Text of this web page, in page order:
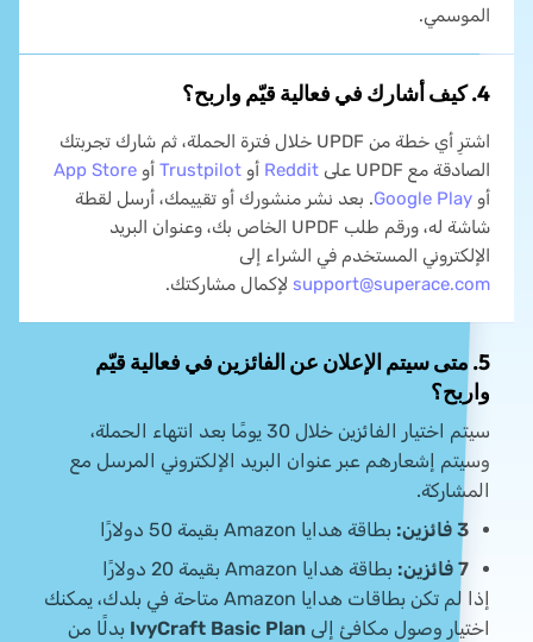
الموسمي.
4. كيف أشارك في فعالية قيّم واربح؟
اشترِ أي خطة من UPDF خلال فترة الحملة، ثم شارك تجربتك
الصادقة مع UPDF على
Reddit أو Trustpilot أو App Store
أو Google Play. بعد نشر منشورك أو تقييمك، أرسل لقطة
شاشة له، ورقم طلب UPDF الخاص بك، وعنوان البريد
الإلكتروني المستخدم في الشراء إلى
support@superace.com لإكمال مشاركتك.
5. متى سيتم الإعلان عن الفائزين في فعالية قيّم
واربح؟
سيتم اختيار الفائزين خلال 30 يومًا بعد انتهاء الحملة،
وسيتم إشعارهم عبر عنوان البريد الإلكتروني المرسل مع
المشاركة.
3 فائزين:
بطاقة هدايا Amazon بقيمة 50 دولارًا
7 فائزين:
بطاقة هدايا Amazon بقيمة 20 دولارًا
إذا لم تكن بطاقات هدايا Amazon متاحة في بلدك، يمكنك
اختيار وصول مكافئ إلى IvyCraft Basic Plan بدلًا من